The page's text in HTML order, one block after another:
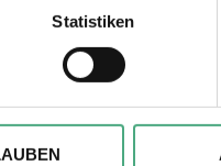
(Fingerprinting)
werden, und legen Sie
besondere
ggfs. Informationen zu
Statistiken
60er |